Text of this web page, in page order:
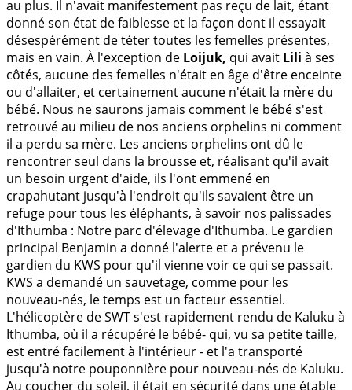
au plus. Il n'avait manifestement pas reçu de lait, étant
donné son état de faiblesse et la façon dont il essayait
désespérément de téter toutes les femelles présentes,
mais en vain. À l'exception de Loijuk, qui avait Lili à ses
côtés, aucune des femelles n'était en âge d'être enceinte
ou d'allaiter, et certainement aucune n'était la mère du
bébé. Nous ne saurons jamais comment le bébé s'est
retrouvé au milieu de nos anciens orphelins ni comment
il a perdu sa mère. Les anciens orphelins ont dû le
rencontrer seul dans la brousse et, réalisant qu'il avait
un besoin urgent d'aide, ils l'ont emmené en
crapahutant jusqu'à l'endroit qu'ils savaient être un
refuge pour tous les éléphants, à savoir nos palissades
d'Ithumba : Notre parc d'élevage d'Ithumba. Le gardien
principal Benjamin a donné l'alerte et a prévenu le
gardien du KWS pour qu'il vienne voir ce qui se passait.
KWS a demandé un sauvetage, comme pour les
nouveau-nés, le temps est un facteur essentiel.
L'hélicoptère de SWT s'est rapidement rendu de Kaluku à
Ithumba, où il a récupéré le bébé- qui, vu sa petite taille,
est entré facilement à l'intérieur - et l'a transporté
jusqu'à notre pouponnière pour nouveau-nés de Kaluku.
Au coucher du soleil, il était en sécurité dans une étable